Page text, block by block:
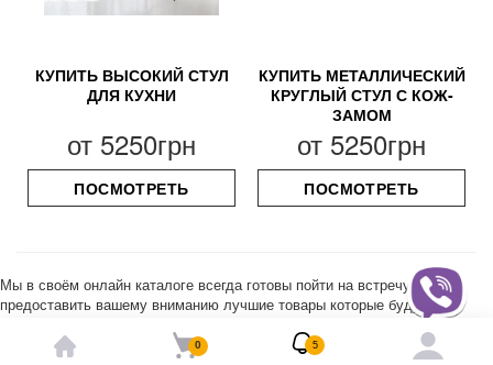
КУПИТЬ ВЫСОКИЙ СТУЛ
ДЛЯ КУХНИ
от 5250грн
ПОСМОТРЕТЬ
КУПИТЬ МЕТАЛЛИЧЕСКИЙ
КРУГЛЫЙ СТУЛ С КОЖ-
ЗАМОМ
от 5250грн
ПОСМОТРЕТЬ
Мы в своём онлайн каталоге всегда готовы пойти на встречу и
предоставить вашему вниманию лучшие товары которые будут Вас
радовать как по цене так и по качеству. Также огромный ассортимент
который заставит ахнуть даже самого требовательного покупателя. Мы
0 5